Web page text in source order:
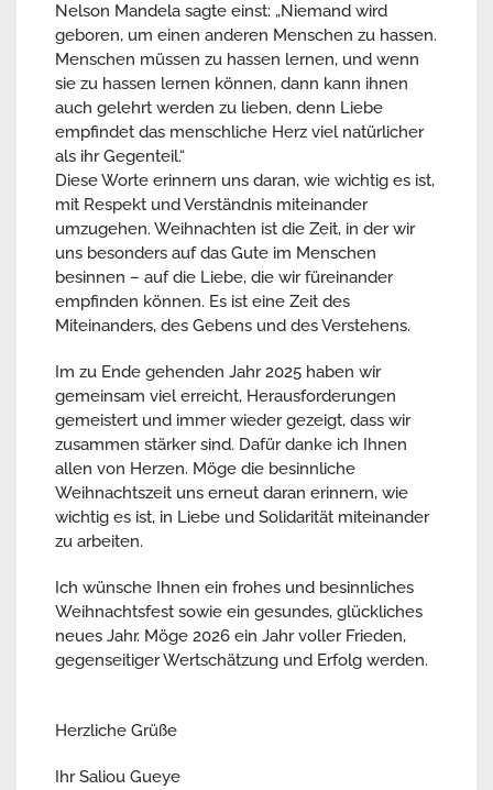
Nelson Mandela sagte einst: „Niemand wird
geboren, um einen anderen Menschen zu hassen.
Menschen müssen zu hassen lernen, und wenn
sie zu hassen lernen können, dann kann ihnen
auch gelehrt werden zu lieben, denn Liebe
empfindet das menschliche Herz viel natürlicher
als ihr Gegenteil.“
Diese Worte erinnern uns daran, wie wichtig es ist,
mit Respekt und Verständnis miteinander
umzugehen. Weihnachten ist die Zeit, in der wir
uns besonders auf das Gute im Menschen
besinnen – auf die Liebe, die wir füreinander
empfinden können. Es ist eine Zeit des
Miteinanders, des Gebens und des Verstehens.
Im zu Ende gehenden Jahr 2025 haben wir
gemeinsam viel erreicht, Herausforderungen
gemeistert und immer wieder gezeigt, dass wir
zusammen stärker sind. Dafür danke ich Ihnen
allen von Herzen. Möge die besinnliche
Weihnachtszeit uns erneut daran erinnern, wie
wichtig es ist, in Liebe und Solidarität miteinander
zu arbeiten.
Ich wünsche Ihnen ein frohes und besinnliches
Weihnachtsfest sowie ein gesundes, glückliches
neues Jahr. Möge 2026 ein Jahr voller Frieden,
gegenseitiger Wertschätzung und Erfolg werden.
Herzliche Grüße
Ihr Saliou Gueye